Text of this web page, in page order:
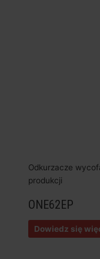
Odkurzacze
produkcji
ONE62EP
Dowiedz się